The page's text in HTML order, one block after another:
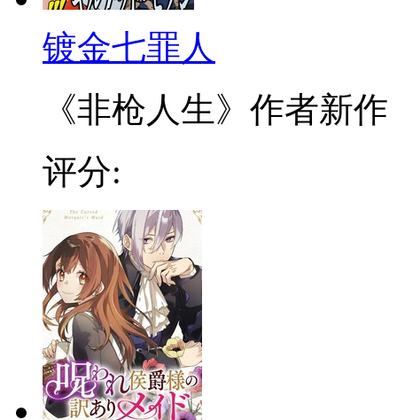
镀金七罪人
《非枪人生》作者新
评分: